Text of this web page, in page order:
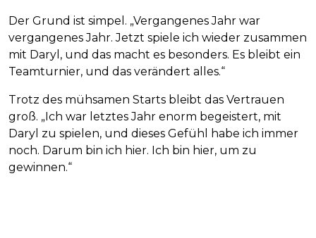
Der Grund ist simpel. „Vergangenes Jahr war
vergangenes Jahr. Jetzt spiele ich wieder zusammen
mit Daryl, und das macht es besonders. Es bleibt ein
Teamturnier, und das verändert alles.“
Trotz des mühsamen Starts bleibt das Vertrauen
groß. „Ich war letztes Jahr enorm begeistert, mit
Daryl zu spielen, und dieses Gefühl habe ich immer
noch. Darum bin ich hier. Ich bin hier, um zu
gewinnen.“